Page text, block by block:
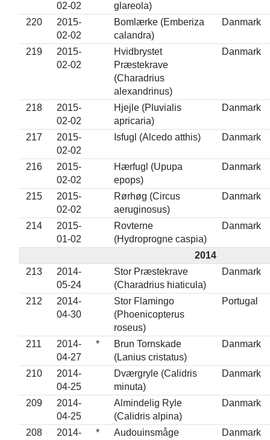
02-02
glareola)
220
2015-
02-02
Bomlærke (Emberiza
calandra)
Danmark
219
2015-
02-02
Hvidbrystet
Præstekrave
(Charadrius
alexandrinus)
Danmark
218
2015-
02-02
Hjejle (Pluvialis
apricaria)
Danmark
217
2015-
02-02
Isfugl (Alcedo atthis) Danmark
216
2015-
02-02
Hærfugl (Upupa
epops)
Danmark
215
2015-
02-02
Rørhøg (Circus
aeruginosus)
Danmark
214
2015-
01-02
Rovterne
(Hydroprogne caspia)
Danmark
2014
213
2014-
05-24
Stor Præstekrave
(Charadrius hiaticula)
Danmark
212
2014-
04-30
Stor Flamingo
(Phoenicopterus
roseus)
Portugal
211
2014-
04-27
*
Brun Tornskade
(Lanius cristatus)
Danmark
210
2014-
04-25
Dværgryle (Calidris
minuta)
Danmark
209
2014-
04-25
Almindelig Ryle
(Calidris alpina)
Danmark
208
2014-
*
Audouinsmåge
Danmark